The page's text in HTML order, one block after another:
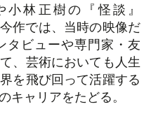
小林正樹の『怪談』
作では、当時の映像だ
タビューや専門家・友
、芸術においても人生
を飛び回って活躍する
キャリアをたどる。